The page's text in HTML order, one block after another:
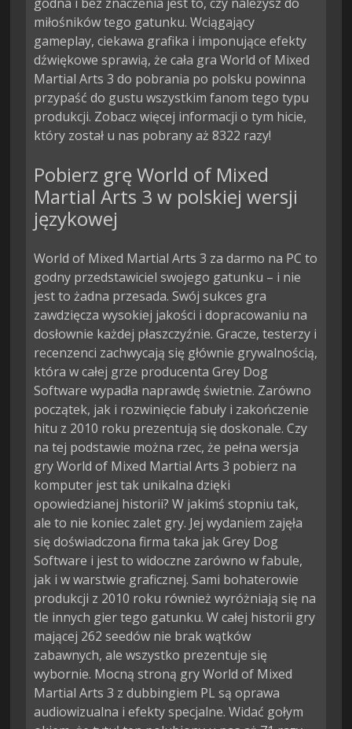
miłośników tego gatunku. Wciągający
gameplay, ciekawa grafika i imponujące efekty
dźwiękowe sprawią, że cała gra World of Mixed
Martial Arts 3 do pobrania po polsku powinna
przypaść do gustu wszystkim fanom tego typu
produkcji. Zobacz więcej informacji o tym hicie,
który został u nas pobrany aż 8322 razy!
Pobierz grę World of Mixed
Martial Arts 3 w polskiej wersji
językowej
World of Mixed Martial Arts 3 za darmo na PC to
godny przedstawiciel swojego gatunku – i nie
jest to żadna przesada. Swój sukces gra
zawdzięcza wysokiej jakości i dopracowaniu na
dosłownie każdej płaszczyźnie. Gracze, testerzy i
recenzenci zachwycają się głównie grywalnością,
która w całej grze producenta Grey Dog
Software wypadła naprawdę świetnie. Zarówno
początek, jak i rozwinięcie fabuły i zakończenie
hitu z 2010 roku prezentują się doskonale. Czy
na tej podstawie można rzec, że pełna wersja
gry World of Mixed Martial Arts 3 pobierz na
komputer jest tak unikalna dzięki
opowiedzianej historii? W jakimś stopniu tak,
ale to nie koniec zalet gry. Jej wydaniem zajęła
się doświadczona firma taka jak Grey Dog
Software i jest to widoczne zarówno w fabule,
jak i w warstwie graficznej. Sami bohaterowie
produkcji z 2010 roku również wyróżniają się na
tle innych gier tego gatunku. W całej historii gry
mającej 262 seedów nie brak wątków
zabawnych, ale wszystko prezentuje się
wybornie. Mocną stroną gry World of Mixed
Martial Arts 3 z dubbingiem PL są oprawa
audiowizualna i efekty specjalne. Widać gołym